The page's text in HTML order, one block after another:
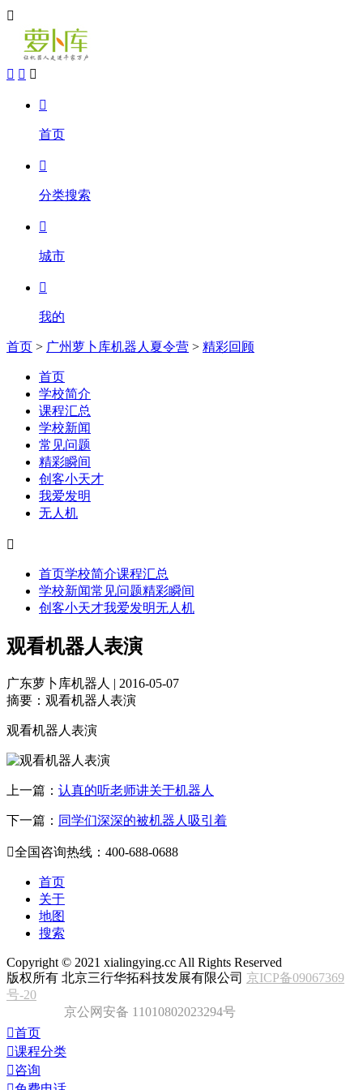

  

首页

分类搜索

城市

我的
首页 > 广州萝卜库机器人夏令营 > 精彩回顾
首页
学校简介
课程汇总
学校新闻
常见问题
精彩瞬间
创客小天才
我爱发明
无人机

首页学校简介课程汇总
学校新闻常见问题精彩瞬间
创客小天才我爱发明无人机
观看机器人表演
广东萝卜库机器人 | 2016-05-07
摘要： 观看机器人表演
观看机器人表演
上一篇： 认真的听老师讲关于机器人
下一篇： 同学们深深的被机器人吸引着
全国咨询热线：400-688-0688
首页
关于
地图
搜索
Copyright © 2021 xialingying.cc All Rights Reserved
版权所有 北京三行华拓科技发展有限公司 京ICP备09067369
号-20
京公网安备 11010802023294号
首页
课程分类
咨询